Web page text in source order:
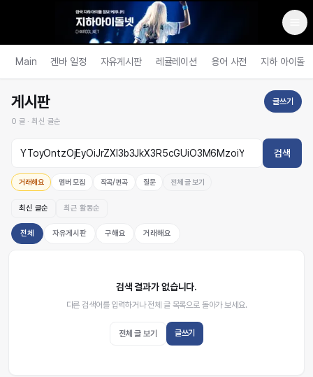
Main 겐바 일정 자유게시판 레귤레이션 용어 사전 지하 아이돌
게시판
0 글 ·최신 글순
글쓰기
검색
거래해요 멤버 모집 작곡/편곡 질문 전체 글 보기
최신 글순 최근 활동순
전체 자유게시판 구해요 거래해요
검색 결과가 없습니다.
다른 검색어를 입력하거나 전체 글 목록으로 돌아가 보세요.
전체 글 보기 글쓰기